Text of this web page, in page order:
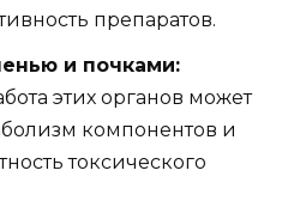
препаратов.
и почками:
этих органов может
компонентов и
токсического